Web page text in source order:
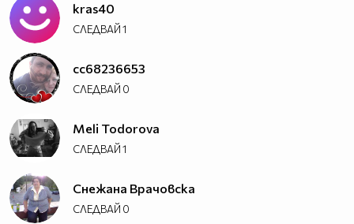
kras40
СЛЕДВАЙ1
cc68236653
СЛЕДВАЙ 0
Meli Todorova
СЛЕДВАЙ1
Снежана Врачовска
СЛЕДВАЙ 0